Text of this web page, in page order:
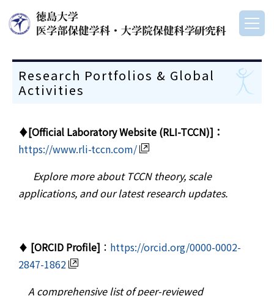
Research Portfolios & Global
Activities
♦[Official Laboratory Website (RLI-TCCN)]：
https://www.rli-tccn.com/
Explore more about TCCN theory, scale
applications, and our latest research updates.
♦ [ORCID Profile] ： https://orcid.org/0000-0002-
2847-1862
A comprehensive list of peer-reviewed